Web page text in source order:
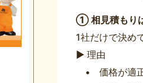
① 相見積もり
1社だけで決め
▶ 理由
• 価格が適